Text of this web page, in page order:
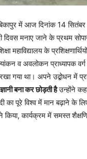
में आज दिनांक 14 सितंबर
दिवस मनाए जाने के प्रथम
महाविद्यालय के
व अवलोकन प्राध्यापक वर्ग
गया था। अपने उद्बोधन में
बना कर छोड़ती हैउन्होंने
पूरे विश्व में मान बढ़ाने के
कार्यक्रम में समस्त